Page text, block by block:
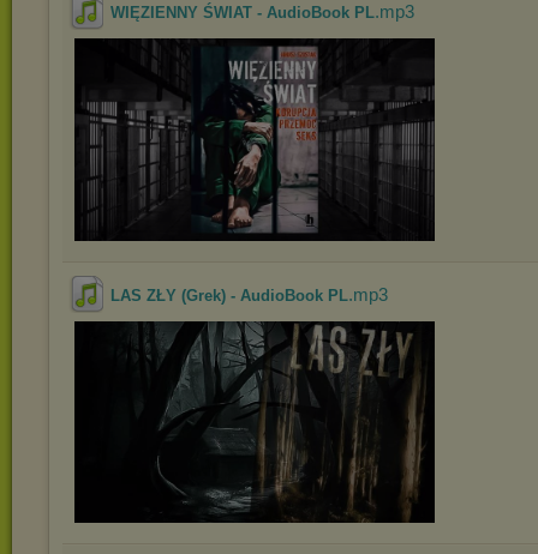
WIĘZIENNY ŚWIAT - AudioBook PL.mp3
LAS ZŁY (Grek) - AudioBook PL.mp3